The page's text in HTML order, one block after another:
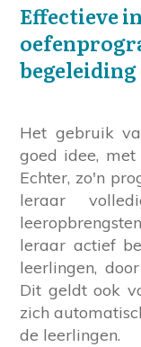
Effectieve
Het gebruik
goed idee,
Echter, zo'n
leraar
leraar actief
leerlingen,
Dit geldt ook
zich
de leerlingen.